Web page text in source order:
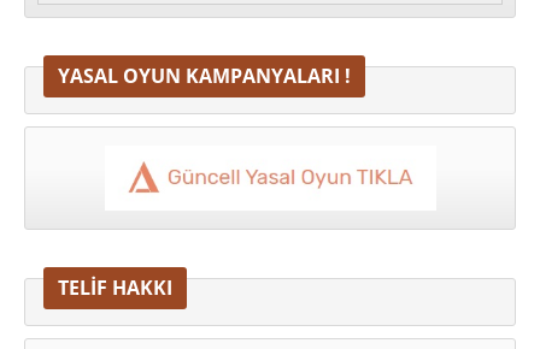
YASAL OYUN KAMPANYALARI !
TELİF HAKKI